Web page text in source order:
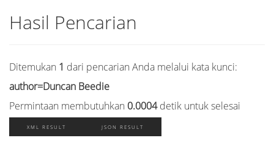
Hasil Pencarian
Ditemukan 1 dari pencarian Anda melalui kata kunci:
author=Duncan Beedie
Permintaan membutuhkan 0.0004detik untuk selesai
XML RESULT JSON RESULT